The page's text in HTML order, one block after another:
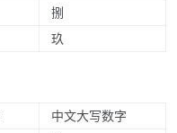
捌
玖
中文大写数字